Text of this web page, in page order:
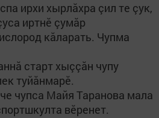
ирхи хырлăхра çил те çук,
иртнӗ çумăр
кăларать. Чупма
старт хыççăн чупу
туйăнмарӗ.
чупса Майя Таранова мала
вӗренет.